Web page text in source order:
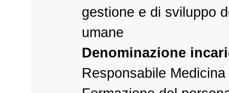
gestione e di sviluppo
umane
Denominazione
Responsabile